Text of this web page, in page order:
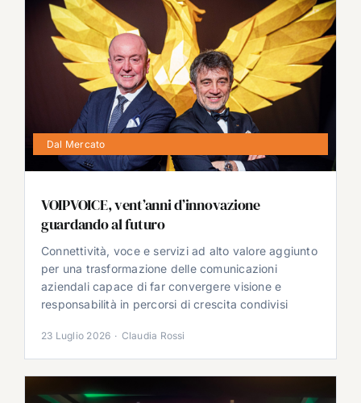
Dal Mercato
VOIPVOICE, vent’anni d’innovazione
guardando al futuro
Connettività, voce e servizi ad alto valore aggiunto
per una trasformazione delle comunicazioni
aziendali capace di far convergere visione e
responsabilità in percorsi di crescita condivisi
23 Luglio 2026 · Claudia Rossi